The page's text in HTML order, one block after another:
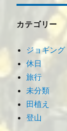
カテゴリー
ジョギング
休日
旅行
未分類
田植え
登山